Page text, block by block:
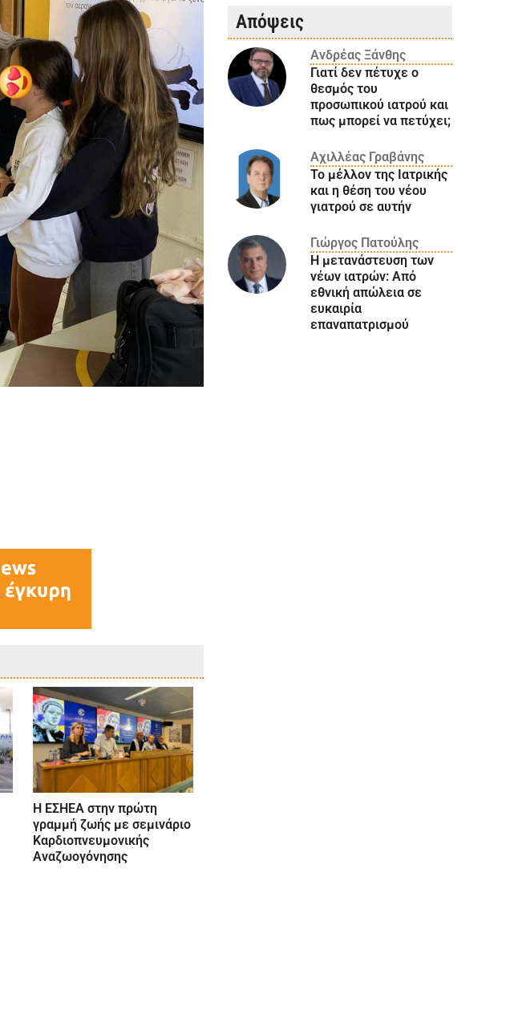
Η ΕΣΗΕΑ στην πρώτη
γραμμή ζωής με σεμινάριο
Καρδιοπνευμονικής
Αναζωογόνησης
Απόψεις
Ανδρέας Ξάνθης
Γιατί δεν πέτυχε ο
θεσμός του
προσωπικού ιατρού και
πως μπορεί να πετύχει;
Αχιλλέας Γραβάνης
Το μέλλον της Ιατρικής
και η θέση του νέου
γιατρού σε αυτήν
Γιώργος Πατούλης
Η μετανάστευση των
νέων ιατρών: Aπό
εθνική απώλεια σε
ευκαιρία
επαναπατρισμού